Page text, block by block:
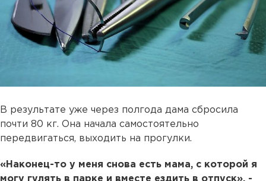
В результате уже через полгода дама сбросила
почти 80 кг. Она начала самостоятельно
передвигаться, выходить на прогулки.
«Наконец-то у меня снова есть мама, с которой я
могу гулять в парке и вместе ездить в отпуск», -